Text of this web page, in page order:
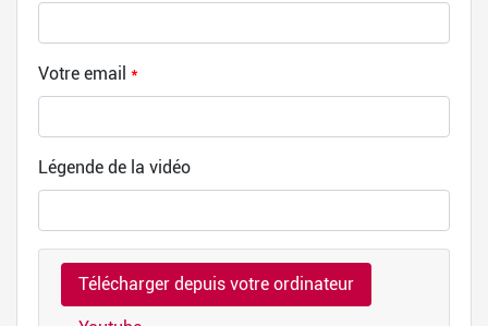
Votre email *
Légende de la vidéo
Télécharger depuis votre ordinateur